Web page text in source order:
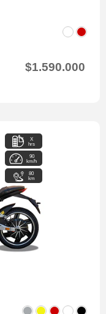
$1.590.000
X
hrs
90
km/h
80
km